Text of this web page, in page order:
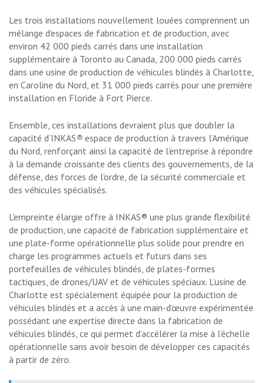
Les trois installations nouvellement louées comprennent un
mélange d’espaces de fabrication et de production, avec
environ 42 000 pieds carrés dans une installation
supplémentaire à Toronto au Canada, 200 000 pieds carrés
dans une usine de production de véhicules blindés à Charlotte,
en Caroline du Nord, et 31 000 pieds carrés pour une première
installation en Floride à Fort Pierce.
Ensemble, ces installations devraient plus que doubler la
capacité d’INKAS® espace de production à travers l’Amérique
du Nord, renforçant ainsi la capacité de l’entreprise à répondre
à la demande croissante des clients des gouvernements, de la
défense, des forces de l’ordre, de la sécurité commerciale et
des véhicules spécialisés.
L’empreinte élargie offre à INKAS® une plus grande flexibilité
de production, une capacité de fabrication supplémentaire et
une plate-forme opérationnelle plus solide pour prendre en
charge les programmes actuels et futurs dans ses
portefeuilles de véhicules blindés, de plates-formes
tactiques, de drones/UAV et de véhicules spéciaux. L’usine de
Charlotte est spécialement équipée pour la production de
véhicules blindés et a accès à une main-d’œuvre expérimentée
possédant une expertise directe dans la fabrication de
véhicules blindés, ce qui permet d’accélérer la mise à l’échelle
opérationnelle sans avoir besoin de développer ces capacités
à partir de zéro.